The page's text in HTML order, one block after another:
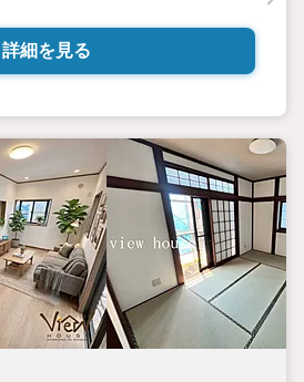
詳細を見る